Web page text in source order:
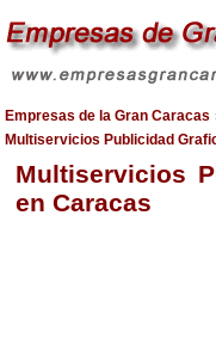
Empresas de la Gran Caracas
Multiservicios Publicidad
Multiservicios
en Caracas